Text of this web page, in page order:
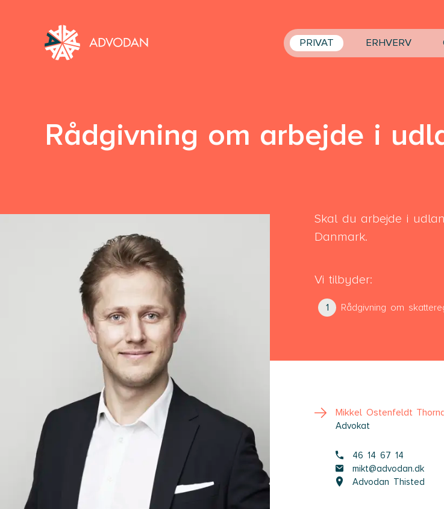
PRIVAT ERHVERV
Rådgivning om arbejde i
Skal du arbejde i
Danmark.
Vi tilbyder:
Rådgivning om
Mikkel Ostenfeldt
Advokat
46 14 67 14
mikt@advodan.dk
Advodan Thisted